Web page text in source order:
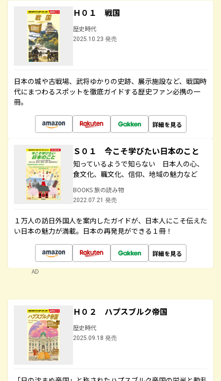
Ｈ０１ 戦国
歴史時代
2025.10.23 発売
日本の城や古戦場、武将ゆかりの史跡、展示施設など、戦国時
代にまつわるスポットを徹底ガイドする歴史ファン必携の一
冊。
詳細を見る
Ｓ０１ 今こそ学びたい日本のこと
知っているようで知らない 日本人の心、
食文化、職文化、信仰、地域の魅力など
BOOKS 旅の読み物
2022.07.21 発売
１万人の訪日外国人を案内したガイドが、日本人にこそ伝えた
い日本の魅力が満載。日本の再発見ができる１冊！
詳細を見る
AD
Ｈ０２ ハプスブルク帝国
歴史時代
2025.09.18 発売